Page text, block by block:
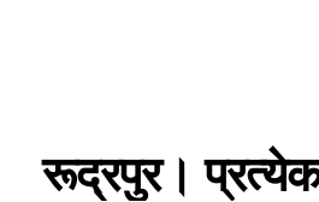
रूद्रपुर।